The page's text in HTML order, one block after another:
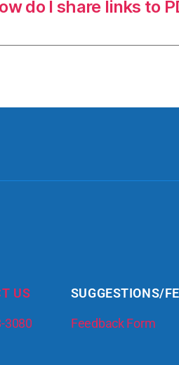
do I share links to
US
3080
SUGGESTIONS/
Feedback Form